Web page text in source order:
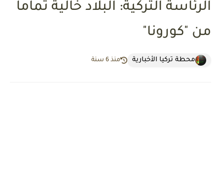
الرئاسة التركية: البلاد خالية تماما
من "كورونا"
محطة تركيا الأخبارية منذ 6 سنة